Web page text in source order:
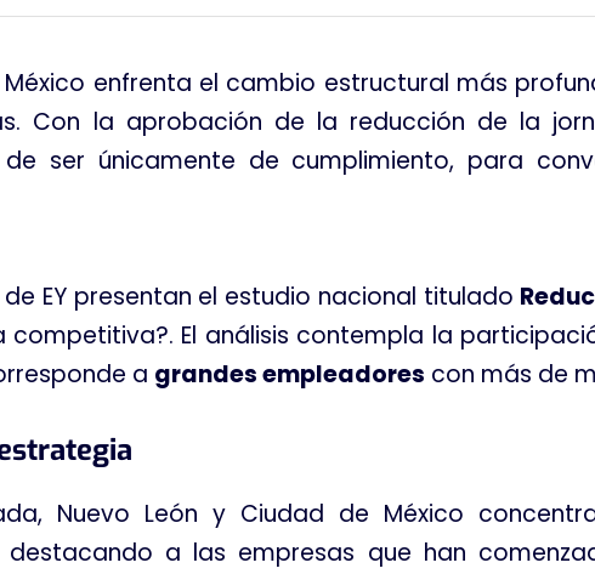
enfrenta el cambio estructural más
. Con la aprobación de la reducción de la
ser únicamente de cumplimiento, para
EY presentan el estudio nacional titulado
competitiva?. El análisis contempla la
a grandes empleadores con más de
Nuevo León y Ciudad de México
a las empresas que han